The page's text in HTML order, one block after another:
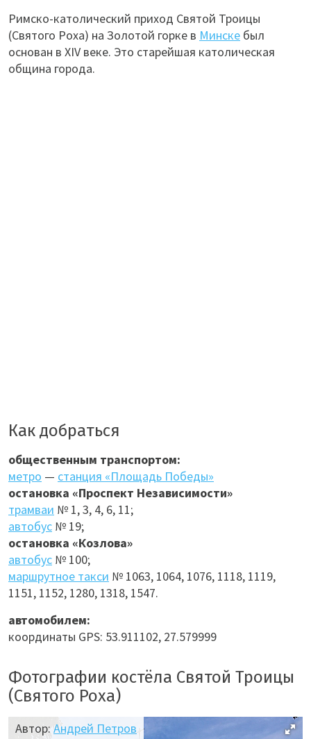
Римско-католический приход Святой Троицы
(Святого Роха) на Золотой горке в Минске был
основан в XIV веке. Это старейшая католическая
община города.
Как добраться
общественным транспортом:
метро — станция «Площадь Победы»
остановка «Проспект Независимости»
трамваи № 1, 3, 4, 6, 11;
автобус № 19;
остановка «Козлова»
автобус № 100;
маршрутное такси № 1063, 1064, 1076, 1118, 1119,
1151, 1152, 1280, 1318, 1547.
автомобилем:
координаты GPS: 53.911102, 27.579999
Фотографии костёла Святой Троицы
(Святого Роха)
Автор: Андрей Петров